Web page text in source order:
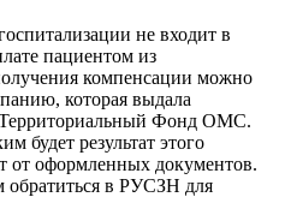
не входит в
пациентом из
компенсации можно
которая выдала
Фонд ОМС.
будет результат этого
от оформленных документов.
обратиться в РУСЗН для